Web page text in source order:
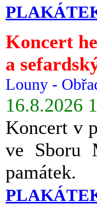
Koncert
a
Louny -
16.8.2026
Koncert v
ve Sboru
památek.